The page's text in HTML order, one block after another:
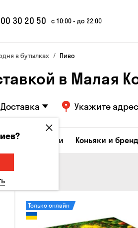
30 20 50 с 10:00 - до 22:00
в бутылках Пиво
в Малая
Доставка Укажите адрес
и настойки Коньяки и
Только онлайн